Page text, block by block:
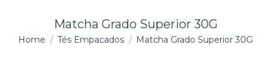
Matcha Grado Superior 30G
You are here:
Home Tés Empacados Matcha Grado Superior 30G